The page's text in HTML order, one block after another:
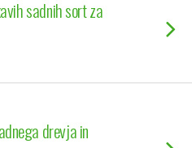
sadnih sort za
drevja in